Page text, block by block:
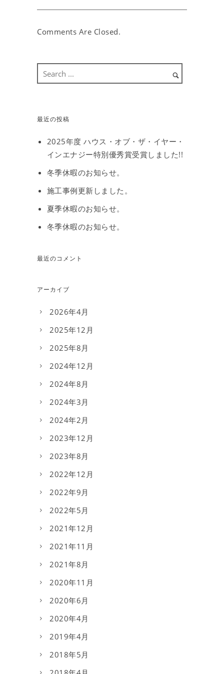
Comments Are Closed.
最近の投稿
2025年度 ハウス・オブ・ザ・イヤー・
インエナジー特別優秀賞受賞しました!!
冬季休暇のお知らせ。
施工事例更新しました。
夏季休暇のお知らせ。
冬季休暇のお知らせ。
最近のコメント
アーカイブ
2026年4月
2025年12月
2025年8月
2024年12月
2024年8月
2024年3月
2024年2月
2023年12月
2023年8月
2022年12月
2022年9月
2022年5月
2021年12月
2021年11月
2021年8月
2020年11月
2020年6月
2020年4月
2019年4月
2018年5月